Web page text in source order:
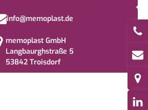
info@memoplast.de
memoplast GmbH
Langbaurghstraße 5
53842 Troisdorf